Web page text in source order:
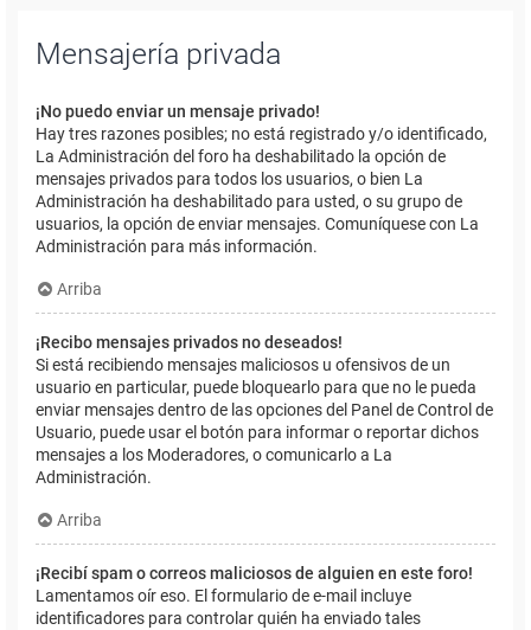
Mensajería privada
¡No puedo enviar un mensaje privado!
Hay tres razones posibles; no está registrado y/o identificado,
La Administración del foro ha deshabilitado la opción de
mensajes privados para todos los usuarios, o bien La
Administración ha deshabilitado para usted, o su grupo de
usuarios, la opción de enviar mensajes. Comuníquese con La
Administración para más información.
Arriba
¡Recibo mensajes privados no deseados!
Si está recibiendo mensajes maliciosos u ofensivos de un
usuario en particular, puede bloquearlo para que no le pueda
enviar mensajes dentro de las opciones del Panel de Control de
Usuario, puede usar el botón para informar o reportar dichos
mensajes a los Moderadores, o comunicarlo a La
Administración.
Arriba
¡Recibí spam o correos maliciosos de alguien en este foro!
Lamentamos oír eso. El formulario de e-mail incluye
identificadores para controlar quién ha enviado tales